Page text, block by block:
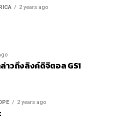
2 years ago
าวถึงลิงค์ดิจิตอล GS1
2 years ago